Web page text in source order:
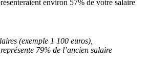
environ 57% de votre salaire
(exemple 1 100 euros),
79% de l’ancien salaire